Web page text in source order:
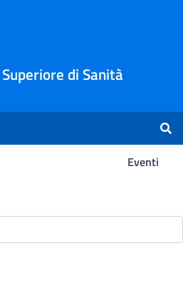
di Sanità
Eventi
Ricerca -